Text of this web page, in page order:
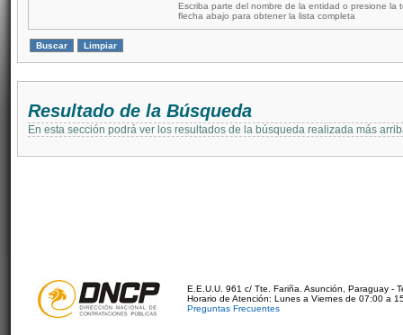
Escriba parte del nombre de la entidad o presione la
flecha abajo para obtener la lista completa
Resultado de la Búsqueda
En esta sección podrá ver los resultados de la búsqueda realizada más
E.E.U.U. 961 c/ Tte. Fariña. Asunción, Paraguay -
Horario de Atención: Lunes a Viernes de 07:00 a
Preguntas Frecuentes